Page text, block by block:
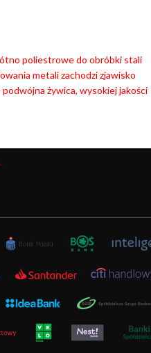
poliestrowe do obróbki stali
metali zachodzi zjawisko
żywica, wysokiej jakości